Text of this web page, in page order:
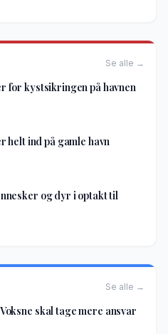
Se alle →
for kystsikringen på havnen
ind på gamle havn
og dyr i optakt til
Se alle →
skal tage mere ansvar